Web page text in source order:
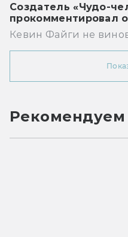
Создатель «Чудо-
прокомментировал
Кевин Файги не
Рекомендуем